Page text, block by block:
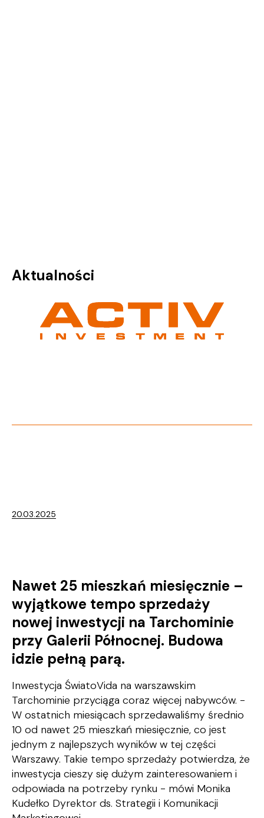
Aktualności
20.03.2025
Nawet 25 mieszkań miesięcznie –
wyjątkowe tempo sprzedaży
nowej inwestycji na Tarchominie
przy Galerii Północnej. Budowa
idzie pełną parą.
Inwestycja ŚwiatoVida na warszawskim
Tarchominie przyciąga coraz więcej nabywców. -
W ostatnich miesiącach sprzedawaliśmy średnio
10 od nawet 25 mieszkań miesięcznie, co jest
jednym z najlepszych wyników w tej części
Warszawy. Takie tempo sprzedaży potwierdza, że
inwestycja cieszy się dużym zainteresowaniem i
odpowiada na potrzeby rynku - mówi Monika
Kudełko Dyrektor ds. Strategii i Komunikacji